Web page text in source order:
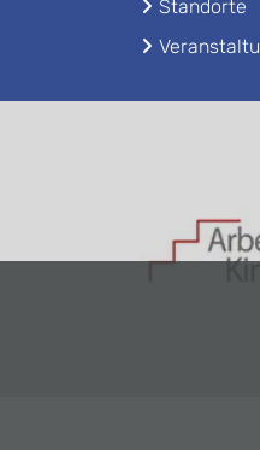
Standorte